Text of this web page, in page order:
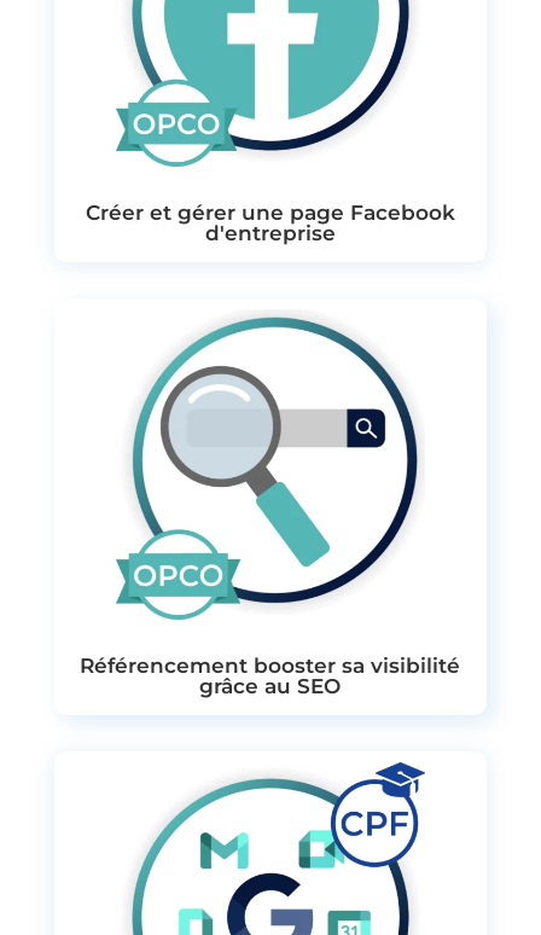
Créer et gérer une page Facebook
d'entreprise
Référencement booster sa visibilité
grâce au SEO